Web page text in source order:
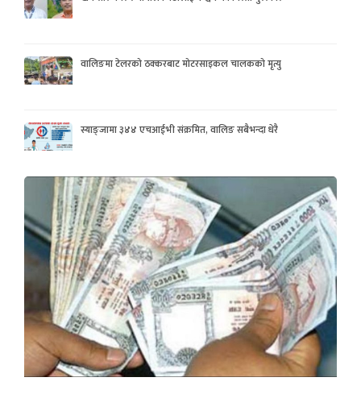
वालिङमा टेलरको ठक्करबाट मोटरसाइकल चालकको मृत्यु
स्याङ्जामा ३४४ एचआईभी संक्रमित, वालिङ सबैभन्दा धेरै